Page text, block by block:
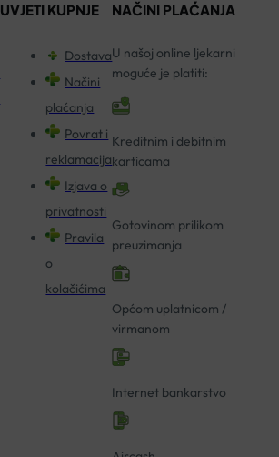
UVJETI KUPNJE
Dostava
Načini
plaćanja
Povrat i
reklamacija
Izjava o
privatnosti
Pravila
o
kolačićima
NAČINI PLAĆANJA
U našoj online ljekarni
moguće je platiti:
Kreditnim i debitnim
karticama
Gotovinom prilikom
preuzimanja
Općom uplatnicom /
virmanom
Internet bankarstvo